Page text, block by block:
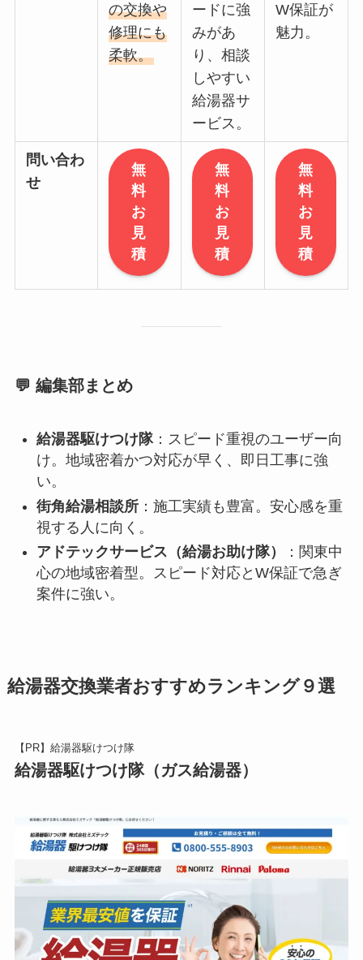
の交換や
修理にも
柔軟。
ードに強
みがあ
り、相談
しやすい
給湯器サ
ービス。
W保証が
魅力。
問い合わ
せ
無
料
お
見
積
無
料
お
見
積
無
料
お
見
積
💬 編集部まとめ
給湯器駆けつけ隊：スピード重視のユーザー向
け。地域密着かつ対応が早く、即日工事に強
い。
街角給湯相談所：施工実績も豊富。安心感を重
視する人に向く。
アドテックサービス（給湯お助け隊）
：関東中
心の地域密着型。スピード対応とW保証で急ぎ
案件に強い。
給湯器交換業者おすすめランキング９選
【PR】給湯器駆けつけ隊
給湯器駆けつけ隊（ガス給湯器）